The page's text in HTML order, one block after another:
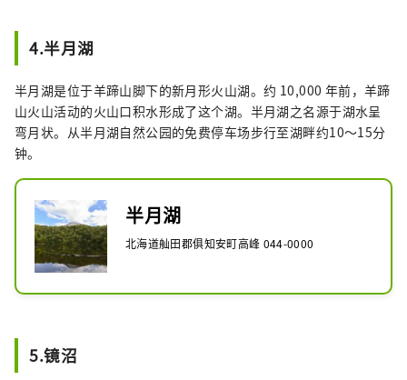
4.半月湖
半月湖是位于羊蹄山脚下的新月形火山湖。约 10,000 年前，羊蹄
山火山活动的火山口积水形成了这个湖。半月湖之名源于湖水呈
弯月状。从半月湖自然公园的免费停车场步行至湖畔约10～15分
钟。
半月湖
北海道舢田郡俱知安町高峰 044-0000
5.镜沼